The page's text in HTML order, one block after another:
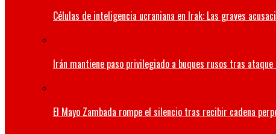
Células de inteligencia ucraniana en Irak: Las graves
Irán mantiene paso privilegiado a buques rusos tras ataque
El Mayo Zambada rompe el silencio tras recibir cadena